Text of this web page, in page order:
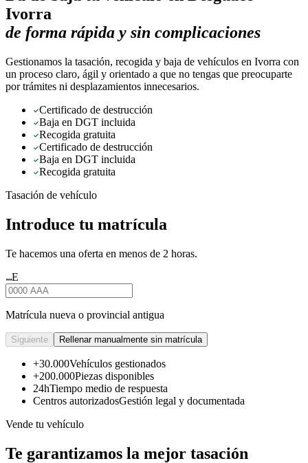
Ivorra
de forma rápida y sin complicaciones
Gestionamos la tasación, recogida y baja de vehículos en Ivorra con
un proceso claro, ágil y orientado a que no tengas que preocuparte
por trámites ni desplazamientos innecesarios.
Certificado de destrucción
Baja en DGT incluida
Recogida gratuita
Certificado de destrucción
Baja en DGT incluida
Recogida gratuita
Tasación de vehículo
Introduce tu matrícula
Te hacemos una oferta en menos de 2 horas.
★★★E
Matrícula nueva o provincial antigua
Siguiente Rellenar manualmente sin matrícula
+30.000Vehículos gestionados
+200.000Piezas disponibles
24hTiempo medio de respuesta
Centros autorizadosGestión legal y documentada
Vende tu vehículo
Te garantizamos la mejor tasación